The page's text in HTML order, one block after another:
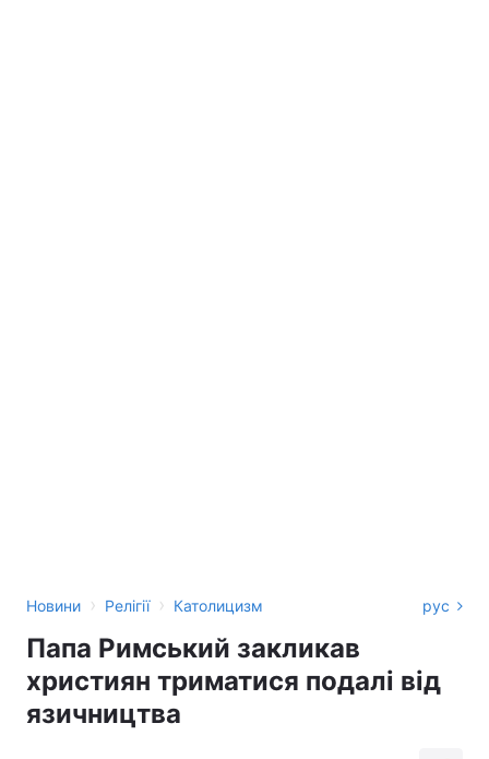
Новини › Релігії › Католицизм рус
Папа Римський закликав
християн триматися подалі від
язичництва